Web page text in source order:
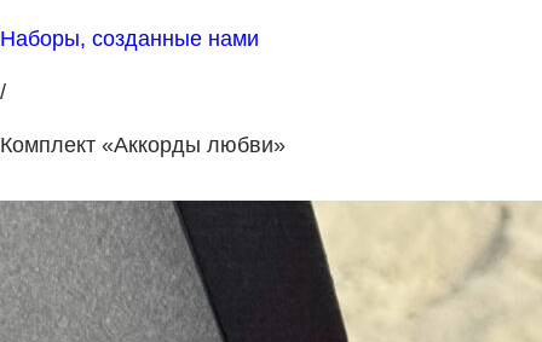
Наборы, созданные нами
/
Комплект «Аккорды любви»